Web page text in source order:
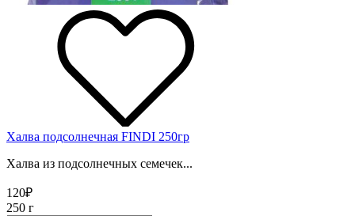
Халва подсолнечная FINDI 250гр
Халва из подсолнечных семечек...
120₽
250 г